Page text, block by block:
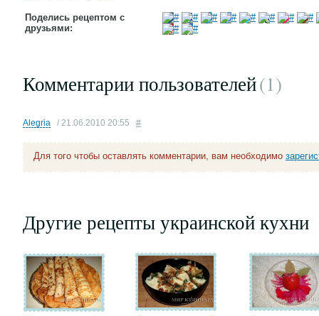
Поделись рецептом с
друзьями:
Комментарии пользователей(1)
Alegria / 21.06.2010 20:55 #
Для того чтобы оставлять комментарии, вам необходимо
Другие рецепты украинской кухни